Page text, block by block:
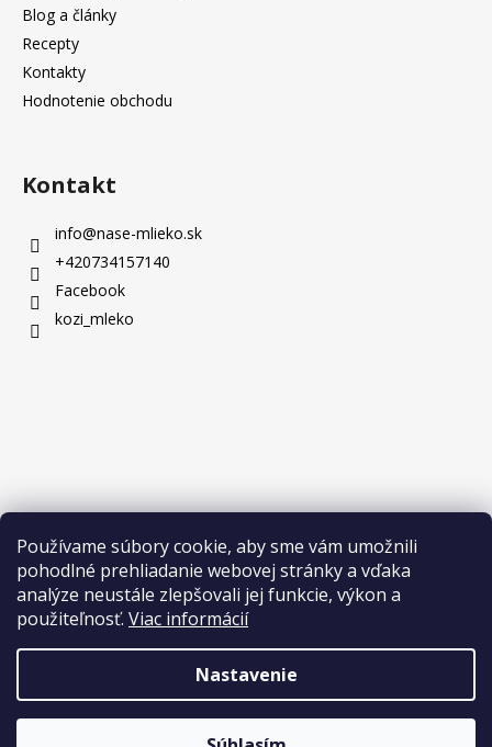
Používame súbory cookie, aby sme vám umožnili
pohodlné prehliadanie webovej stránky a vďaka
analýze neustále zlepšovali jej funkcie, výkon a
použiteľnosť. Viac informácií
Nastavenie
Blog a články
Recepty
Kontakty
Hodnotenie obchodu
Kontakt
info@nase-mlieko.sk
+420734157140
Facebook
kozi_mleko
Vytvoril Shoptet
Copyright 2026Naše Mlieko. Všetky práva vyhradené.Upraviť
nastavenie cookies